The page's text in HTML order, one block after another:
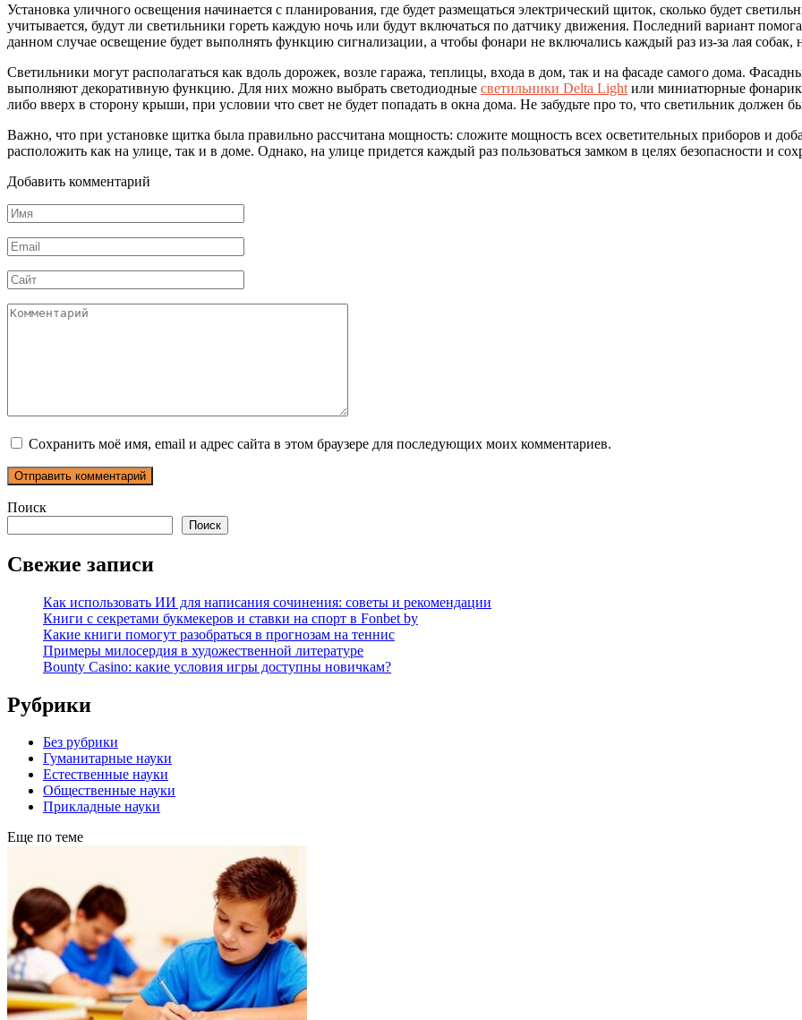
Установка уличного освещения начинается с планирования, где будет размещаться электрический щиток, сколько будет
учитывается, будут ли светильники гореть каждую ночь или будут включаться по датчику движения. Последний вариант
данном случае освещение будет выполнять функцию сигнализации, а чтобы фонари не включались каждый раз из-за лая собак,
Светильники могут располагаться как вдоль дорожек, возле гаража, теплицы, входа в дом, так и на фасаде самого дома.
выполняют декоративную функцию. Для них можно выбрать светодиодные светильники Delta Light или миниатюрные
либо вверх в сторону крыши, при условии что свет не будет попадать в окна дома. Не забудьте про то, что светильник должен
Важно, что при установке щитка была правильно рассчитана мощность: сложите мощность всех осветительных приборов и
расположить как на улице, так и в доме. Однако, на улице придется каждый раз пользоваться замком в целях безопасности и
Добавить комментарий
Имя
*
Email
*
Сайт
Комментарий
Сохранить моё имя, email и адрес сайта в этом браузере для последующих моих комментариев.
Поиск
Поиск
Свежие записи
Как использовать ИИ для написания сочинения: советы и рекомендации
Книги с секретами букмекеров и ставки на спорт в Fonbet by
Какие книги помогут разобраться в прогнозам на теннис
Примеры милосердия в художественной литературе
Bounty Casino: какие условия игры доступны новичкам?
Рубрики
Без рубрики
Гуманитарные науки
Естественные науки
Общественные науки
Прикладные науки
Еще по теме